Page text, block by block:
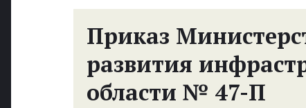
Приказ
развития
области № 47-П